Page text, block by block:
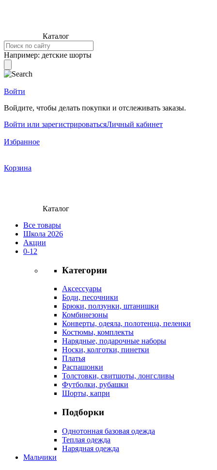
Каталог
Например: детские шорты
Войти
Войдите, чтобы делать покупки и отслеживать заказы.
Войти или зарегистрироватьсяЛичный кабинет
Избранное
Корзина
Каталог
Все товары
Школа 2026
Акции
0-12
Категории
Аксессуары
Боди, песочники
Брюки, ползунки, штанишки
Комбинезоны
Конверты, одеяла, полотенца, пеленки
Костюмы, комплекты
Нарядные, подарочные наборы
Носки, колготки, пинетки
Платья
Распашонки
Толстовки, свитшоты, лонгсливы
Футболки, рубашки
Шорты, капри
Подборки
Однотонная базовая одежда
Теплая одежда
Нарядная одежда
Мальчики